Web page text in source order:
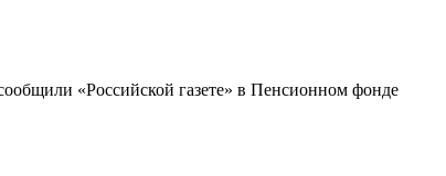
«Российской газете» в Пенсионном фонде